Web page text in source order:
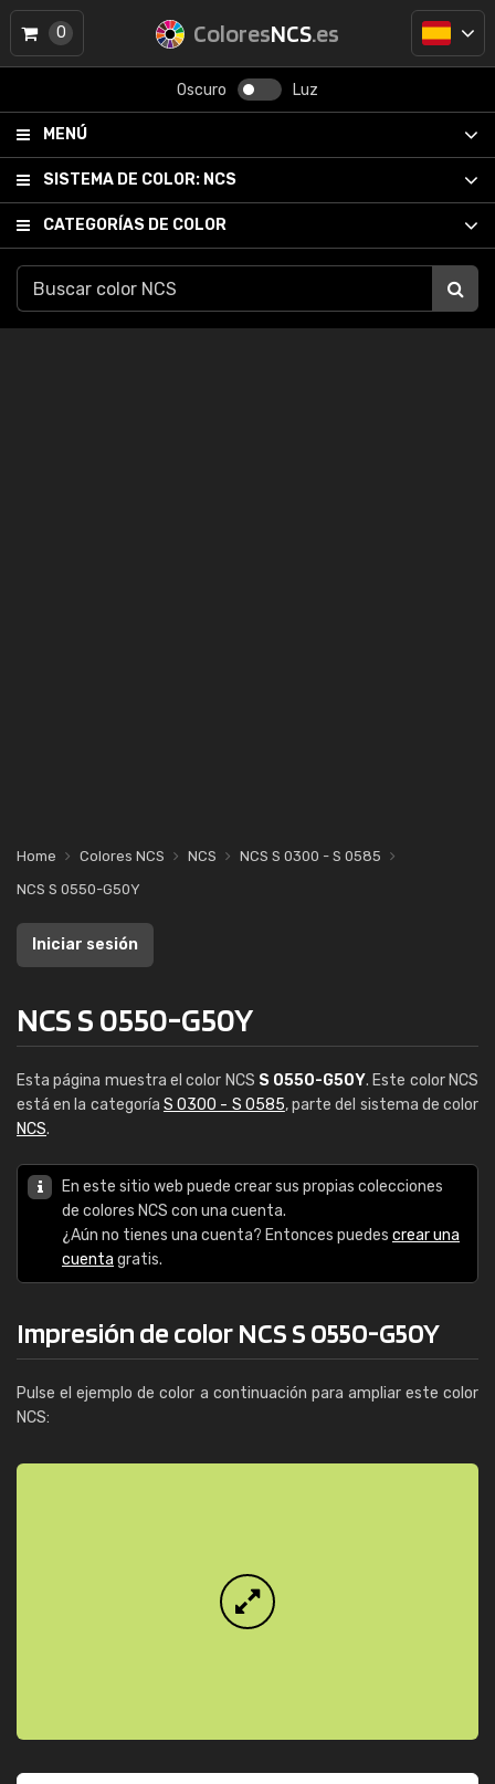
ColoresNCS.es
Oscuro Luz
MENÚ
SISTEMA DE COLOR: NCS
CATEGORÍAS DE COLOR
0
Home Colores NCS NCS
NCS S 0300 - S 0585
NCS S 0550-G50Y
Iniciar sesión
NCS S 0550-G50Y
Esta página muestra el color NCS S 0550-G50Y. Este color NCS
está en la categoría S 0300 - S 0585, parte del sistema de color
NCS.
En este sitio web puede crear sus propias colecciones
de colores NCS con una cuenta.
¿Aún no tienes una cuenta? Entonces puedes crear una
cuenta gratis.
Impresión de color NCS S 0550-G50Y
Pulse el ejemplo de color a continuación para ampliar este color
NCS: